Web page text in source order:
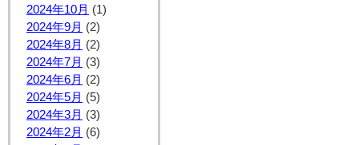
2024年10月 (1)
2024年9月 (2)
2024年8月 (2)
2024年7月 (3)
2024年6月 (2)
2024年5月 (5)
2024年3月 (3)
2024年2月 (6)